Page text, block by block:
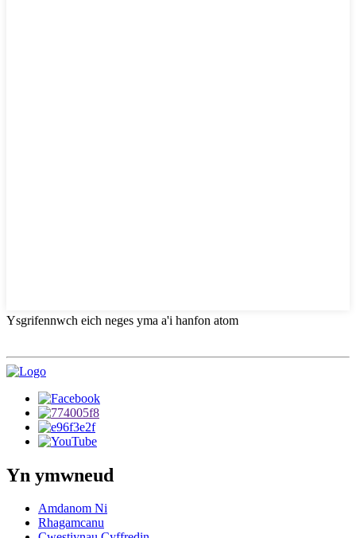
Ysgrifennwch eich neges yma a'i hanfon atom
Yn ymwneud
Amdanom Ni
Rhagamcanu